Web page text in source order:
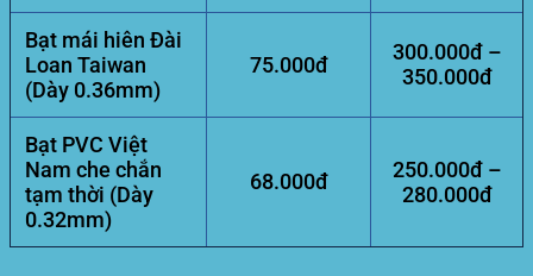
Bạt mái hiên Đài
Loan Taiwan
(Dày 0.36mm)
75.000đ
300.000đ –
350.000đ
Bạt PVC Việt
Nam che chắn
tạm thời (Dày
0.32mm)
68.000đ
250.000đ –
280.000đ